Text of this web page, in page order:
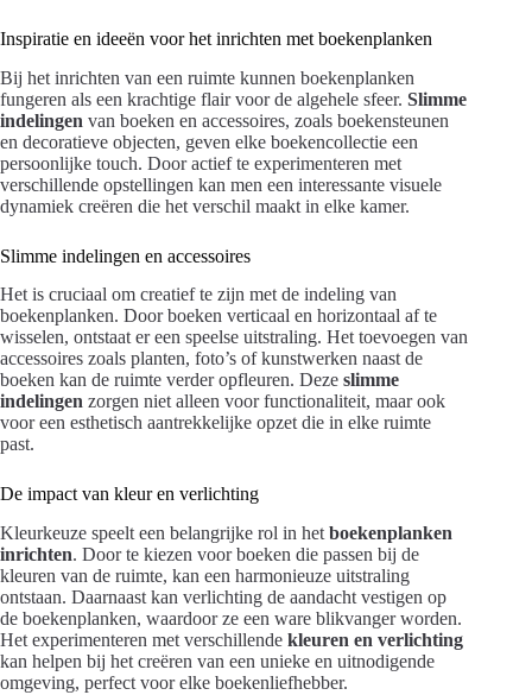
Inspiratie en ideeën voor het inrichten met boekenplanken
Bij het inrichten van een ruimte kunnen boekenplanken
fungeren als een krachtige flair voor de algehele sfeer. Slimme
indelingen van boeken en accessoires, zoals boekensteunen
en decoratieve objecten, geven elke boekencollectie een
persoonlijke touch. Door actief te experimenteren met
verschillende opstellingen kan men een interessante visuele
dynamiek creëren die het verschil maakt in elke kamer.
Slimme indelingen en accessoires
Het is cruciaal om creatief te zijn met de indeling van
boekenplanken. Door boeken verticaal en horizontaal af te
wisselen, ontstaat er een speelse uitstraling. Het toevoegen van
accessoires zoals planten, foto’s of kunstwerken naast de
boeken kan de ruimte verder opfleuren. Deze slimme
indelingen zorgen niet alleen voor functionaliteit, maar ook
voor een esthetisch aantrekkelijke opzet die in elke ruimte
past.
De impact van kleur en verlichting
Kleurkeuze speelt een belangrijke rol in het boekenplanken
inrichten. Door te kiezen voor boeken die passen bij de
kleuren van de ruimte, kan een harmonieuze uitstraling
ontstaan. Daarnaast kan verlichting de aandacht vestigen op
de boekenplanken, waardoor ze een ware blikvanger worden.
Het experimenteren met verschillende kleuren en verlichting
kan helpen bij het creëren van een unieke en uitnodigende
omgeving, perfect voor elke boekenliefhebber.